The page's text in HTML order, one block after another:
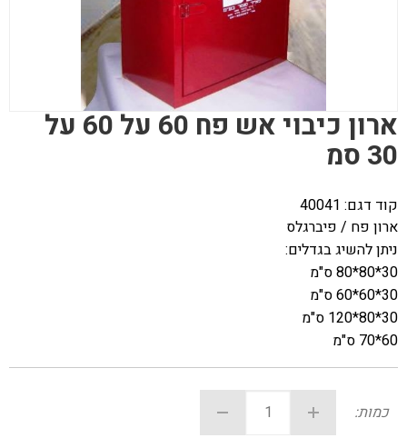
ארון כיבוי אש פח 60 על 60 על
30 סמ
קוד דגם: 40041
ארון פח / פיברגלס
ניתן להשיג בגדלים:
30*80*80 ס"מ
30*60*60 ס"מ
30*80*120 ס"מ
60*70 ס"מ
כמות: